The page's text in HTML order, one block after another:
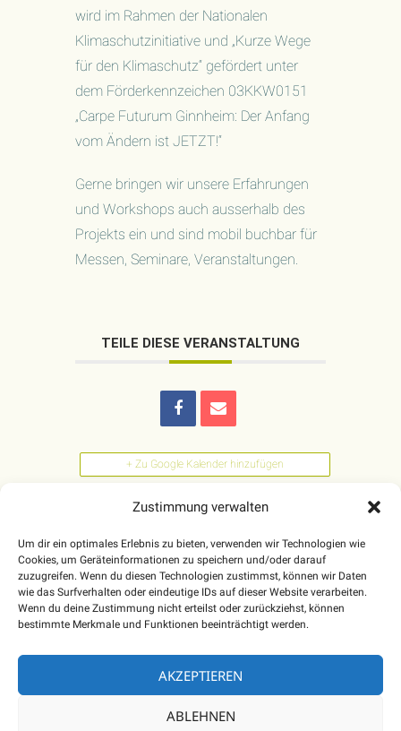
Zustimmung verwalten
Um dir ein optimales Erlebnis zu bieten, verwenden wir Technologien wie
Cookies, um Geräteinformationen zu speichern und/oder darauf
zuzugreifen. Wenn du diesen Technologien zustimmst, können wir Daten
wie das Surfverhalten oder eindeutige IDs auf dieser Website verarbeiten.
Wenn du deine Zustimmung nicht erteilst oder zurückziehst, können
bestimmte Merkmale und Funktionen beeinträchtigt werden.
AKZEPTIEREN
ABLEHNEN
wird im Rahmen der Nationalen
Klimaschutzinitiative und „Kurze Wege
für den Klimaschutz“ gefördert unter
dem Förderkennzeichen 03KKW0151
„Carpe Futurum Ginnheim: Der Anfang
vom Ändern ist JETZT!“
Gerne bringen wir unsere Erfahrungen
und Workshops auch ausserhalb des
Projekts ein und sind mobil buchbar für
Messen, Seminare, Veranstaltungen.
TEILE DIESE VERANSTALTUNG
+ Zu Google Kalender hinzufügen
+ iCal / Outlook export